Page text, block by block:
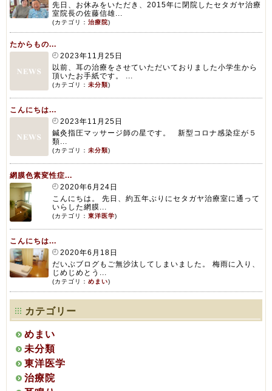
先日、お休みをいただき、2015年に閉院したセタガヤ治療
室院長の佐藤信雄...
(カテゴリ： 治療院)
たからもの...
2023年11月25日
以前、耳の治療をさせていただいておりました小学生から
頂いたお手紙です。 ...
(カテゴリ： 未分類)
こんにちは...
2023年11月25日
鍼灸指圧マッサージ師の星です。 新型コロナ感染症が５
類...
(カテゴリ： 未分類)
網膜色素変性症...
2020年6月24日
こんにちは。 先日、約五年ぶりにセタガヤ治療室に通って
いらした網膜...
(カテゴリ： 東洋医学)
こんにちは...
2020年6月18日
だいぶブログもご無沙汰してしまいました。 梅雨に入り、
じめじめとう...
(カテゴリ： めまい)
カテゴリー
めまい
未分類
東洋医学
治療院